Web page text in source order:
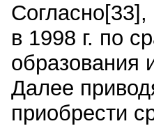
Согласно[33],
в 1998 г. по
образования
Далее
приобрести